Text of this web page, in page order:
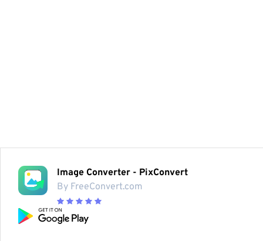
Image Converter - PixConvert
By FreeConvert.com